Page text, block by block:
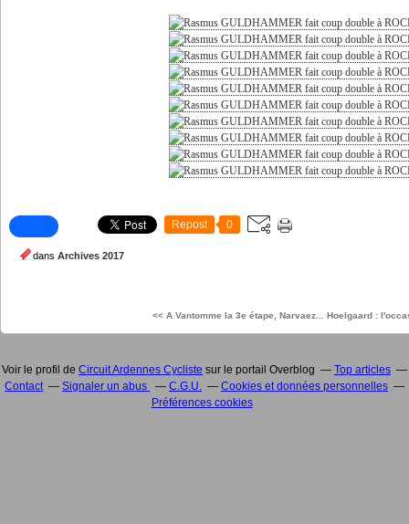
Repost 0
dans Archives 2017
<< A Vantomme la 3e étape, Narvaez... Hoelgaard :
Voir le profil de Circuit Ardennes Cycliste sur le portail Overblog
Top articles
Contact
Signaler un abus C.G.U.
Cookies et données personnelles
Préférences cookies